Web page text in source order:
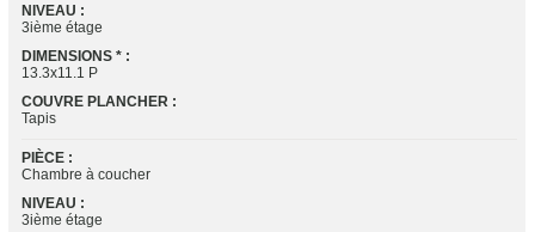
NIVEAU :
3ième étage
DIMENSIONS * :
13.3x11.1 P
COUVRE PLANCHER :
Tapis
PIÈCE :
Chambre à coucher
NIVEAU :
3ième étage